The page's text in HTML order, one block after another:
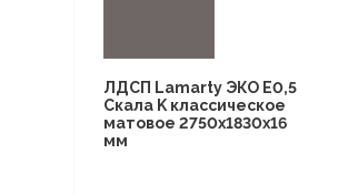
ЛДСП Lamarty ЭКО E0,5
Скала K классическое
матовое 2750х1830х16
мм